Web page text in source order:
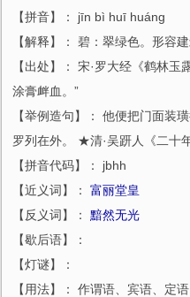
【拼音】： jīn bì huī huáng
【解释】： 碧：翠绿色。形容
【出处】： 宋·罗大经《鹤林玉
涂膏衅血。”
【举例造句】： 他便把门面装
罗列在外。 ★清·吴趼人《二十
【拼音代码】： jbhh
【近义词】： 富丽堂皇
【反义词】： 黯然无光
【歇后语】：
【灯谜】：
【用法】： 作谓语、宾语、定